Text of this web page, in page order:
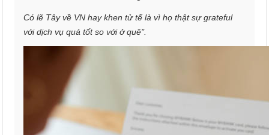
Có lẽ Tây về VN hay khen tử tế là vì họ thật sự grateful
với dịch vụ quá tốt so với ở quê".